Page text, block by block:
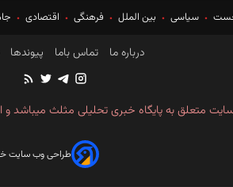
سیاسی بین الملل فرهنگی اقتصادی
درباره ما تماس باما پیوندها
متعلق به پایگاه خبری تحلیلی مثلث میباشد و
طراحی وب سایت